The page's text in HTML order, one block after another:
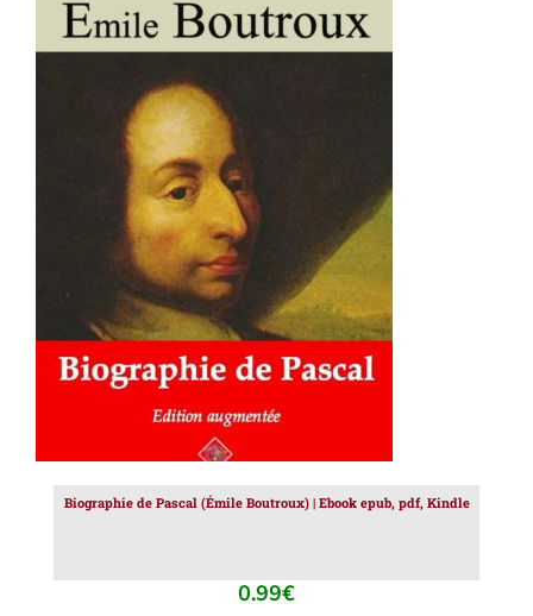
AJOUTER AU PANIER DÉTAILS
Biographie de Pascal (Émile Boutroux) | Ebook epub, pdf, Kindle
0.99€